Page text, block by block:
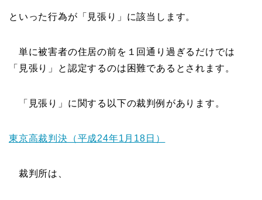
といった行為が「見張り」に該当します。
単に被害者の住居の前を１回通り過ぎるだけでは
「見張り」と認定するのは困難であるとされます。
「見張り」に関する以下の裁判例があります。
東京高裁判決（平成24年1月18日）
裁判所は、